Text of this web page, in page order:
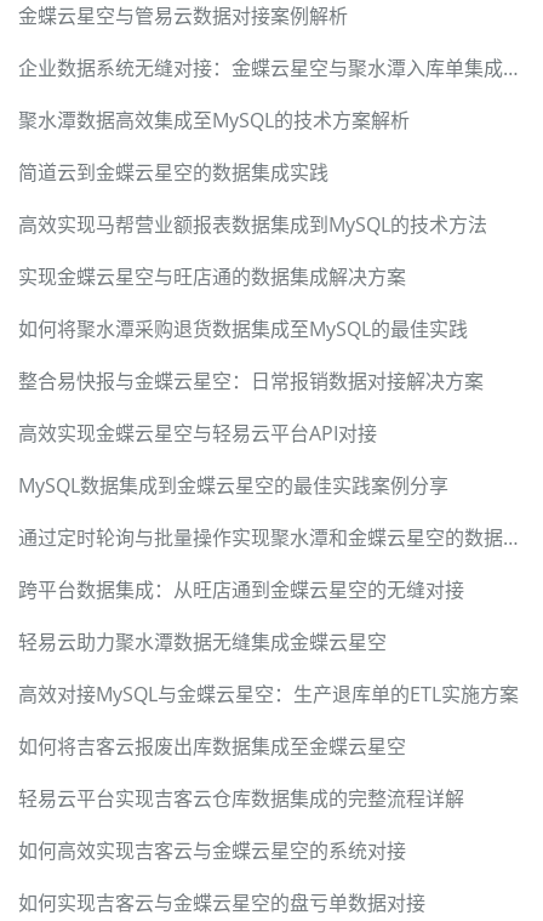
金蝶云星空与管易云数据对接案例解析
企业数据系统无缝对接：金蝶云星空与聚水潭入库单集成方案详解
聚水潭数据高效集成至MySQL的技术方案解析
简道云到金蝶云星空的数据集成实践
高效实现马帮营业额报表数据集成到MySQL的技术方法
实现金蝶云星空与旺店通的数据集成解决方案
如何将聚水潭采购退货数据集成至MySQL的最佳实践
整合易快报与金蝶云星空：日常报销数据对接解决方案
高效实现金蝶云星空与轻易云平台API对接
MySQL数据集成到金蝶云星空的最佳实践案例分享
通过定时轮询与批量操作实现聚水潭和金蝶云星空的数据集成
跨平台数据集成：从旺店通到金蝶云星空的无缝对接
轻易云助力聚水潭数据无缝集成金蝶云星空
高效对接MySQL与金蝶云星空：生产退库单的ETL实施方案
如何将吉客云报废出库数据集成至金蝶云星空
轻易云平台实现吉客云仓库数据集成的完整流程详解
如何高效实现吉客云与金蝶云星空的系统对接
如何实现吉客云与金蝶云星空的盘亏单数据对接